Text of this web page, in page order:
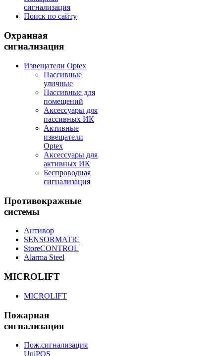
сигнализация
Поиск по сайту
Охранная
сигнализация
Извещатели Optex
Пассивные
уличные
Пассивные для
помещений
Аксессуары для
пассивных ИК
Активные
извещатели
Optex
Аксессуары для
активных ИК
Беспроводная
сигнализация
Противокражные
системы
Антивор
SENSORMATIC
StoreCONTROL
Alarma Steel
MICROLIFT
MICROLIFT
Пожарная
сигнализация
Пож.сигнализация
UniPOS